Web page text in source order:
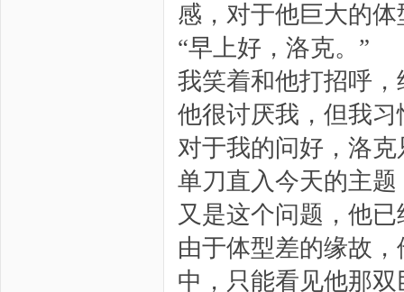
感，对于他巨大的
“早上好，洛克。”
我笑着和他打招呼
他很讨厌我，但我
对于我的问好，洛
单刀直入今天的主
又是这个问题，他
由于体型差的缘故
中，只能看见他那